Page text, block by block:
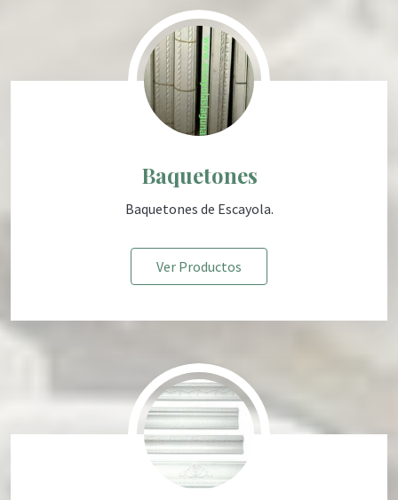
Baquetones
Baquetones de Escayola.
Ver Productos